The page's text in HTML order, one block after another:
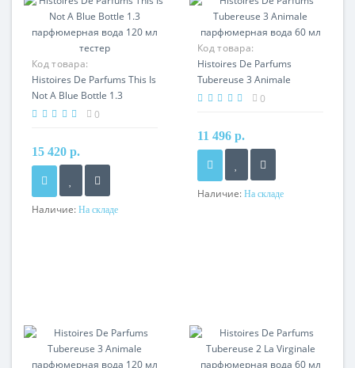
Код товара:
Histoires De Parfums This Is
Not A Blue Bottle 1.3
парфюмерная вода 120 мл
0
15 420 р.
Наличие: На складе
Код товара:
Histoires De Parfums
Tubereuse 3 Animale
парфюмерная вода 60 мл
0
11 496 р.
Наличие: На складе